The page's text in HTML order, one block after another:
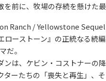
前に、牧場の存続を懸けた最
Ranch / Yellowstone
ローストーン』の正統なる続
だ。
ンは、ケビン・コストナーの
ターたちの「喪失と再生」、